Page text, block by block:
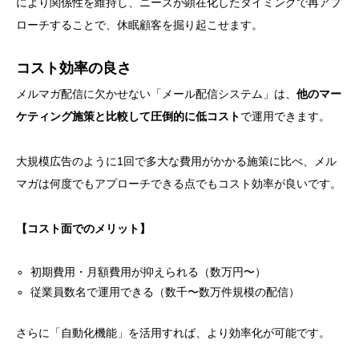
ローチすることで、休眠顧客を掘り起こせます。
コスト効率の良さ
メルマガ配信に欠かせない「メール配信システム」は、 他のマー
ケティング施策と比較して圧倒的に低コストで運用できます。
大規模広告のように1回で多大な費用がかかる施策に比べ、メル
マガは何度でもアプローチできる点でもコスト効率が良いです。
【コスト面でのメリット】
初期費用・月額費用が抑えられる（数万円〜）
従業員数名で運用できる（数千〜数万件規模の配信）
さらに「自動化機能」を活用すれば、より効率化が可能です。